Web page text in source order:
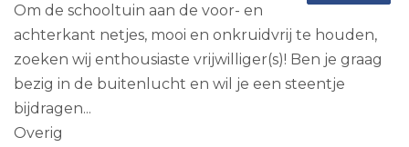
Om de schooltuin aan de voor- en
achterkant netjes, mooi en onkruidvrij te houden,
zoeken wij enthousiaste vrijwilliger(s)! Ben je graag
bezig in de buitenlucht en wil je een steentje
bijdragen...
Overig